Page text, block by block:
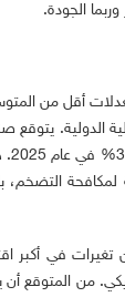
الجودة.
أقل من
الدولية. يتوقع
لمكافحة
في أكبر
من المتوقع